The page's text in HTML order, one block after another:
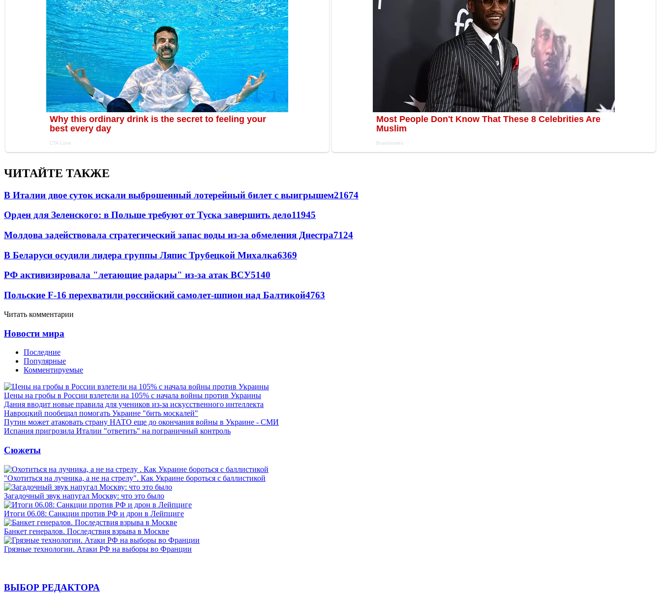
ЧИТАЙТЕ ТАКЖЕ
В Италии двое суток искали выброшенный лотерейный билет с выигрышем21674
Орден для Зеленского: в Польше требуют от Туска завершить дело11945
Молдова задействовала стратегический запас воды из-за обмеления Днестра7124
В Беларуси осудили лидера группы Ляпис Трубецкой Михалка6369
РФ активизировала "летающие радары" из-за атак ВСУ5140
Польские F-16 перехватили российский самолет-шпион над Балтикой4763
Читать комментарии
Новости мира
Последние
Популярные
Комментируемые
Цены на гробы в России взлетели на 105% с начала войны против Украины
Дания вводит новые правила для учеников из-за искусственного интеллекта
Навроцкий пообещал помогать Украине "бить москалей"
Путин может атаковать страну НАТО еще до окончания войны в Украине - СМИ
Испания пригрозила Италии "ответить" на пограничный контроль
Сюжеты
"Охотиться на лучника, а не на стрелу". Как Украине бороться с баллистикой
Загадочный звук напугал Москву: что это было
Итоги 06.08: Санкции против РФ и дрон в Лейпциге
Банкет генералов. Последствия взрыва в Москве
Грязные технологии. Атаки РФ на выборы во Франции
ВЫБОР РЕДАКТОРА